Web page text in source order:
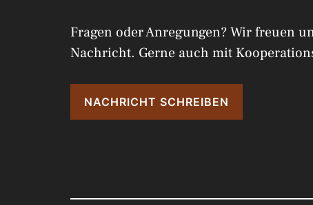
Fragen oder Anregungen? Wir freuen
Nachricht. Gerne auch mit
NACHRICHT SCHREIBEN